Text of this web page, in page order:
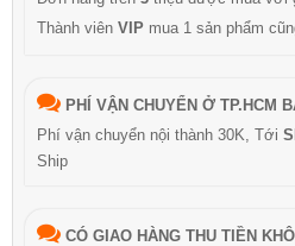
Thành viên VIP mua 1 sản phẩm
PHÍ VẬN CHUYỂN Ở TP.HCM
Phí vận chuyển nội thành 30K, Tới
Ship
CÓ GIAO HÀNG THU TIỀN